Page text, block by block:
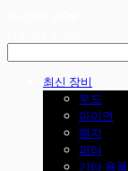
최신 장비
우드
아이언
웨지
퍼터
기타 용품